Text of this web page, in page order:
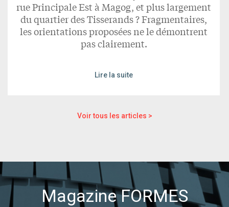
rue Principale Est à Magog, et plus largement
du quartier des Tisserands ? Fragmentaires,
les orientations proposées ne le démontrent
pas clairement.
Lire la suite
Voir tous les articles >
Magazine FORMES